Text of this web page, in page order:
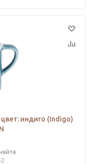
индиго (Indigo)